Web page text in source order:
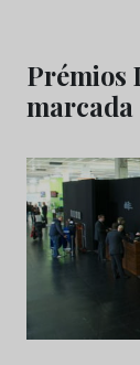
Prémios
marcada